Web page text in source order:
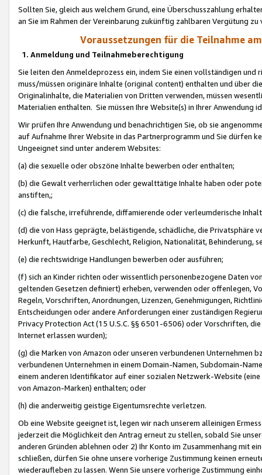
Sollten Sie, gleich aus welchem Grund, eine Überschusszahlung
an Sie im Rahmen der Vereinbarung zukünftig zahlbaren Vergütung zu
Voraussetzungen für die Teilnahme
1. Anmeldung und Teilnahmeberechtigung
Sie leiten den Anmeldeprozess ein, indem Sie einen vollständigen
muss/müssen originäre Inhalte (original content) enthalten und über
Originalinhalte, die Materialien von Dritten verwenden, müssen
Materialien enthalten. Sie müssen Ihre Website(s) in Ihrer Anwendung
Wir prüfen Ihre Anwendung und benachrichtigen Sie, ob sie
auf Aufnahme Ihrer Website in das Partnerprogramm und Sie dürfen
Ungeeignet sind unter anderem Websites:
(a) die sexuelle oder obszöne Inhalte bewerben oder enthalten;
(b) die Gewalt verherrlichen oder gewalttätige Inhalte haben oder
anstiften,;
(c) die falsche, irreführende, diffamierende oder verleumderische
(d) die von Hass geprägte, belästigende, schädliche, die Privatsphäre
Herkunft, Hautfarbe, Geschlecht, Religion, Nationalität, Behinderung,
(e) die rechtswidrige Handlungen bewerben oder ausführen;
(f) sich an Kinder richten oder wissentlich personenbezogene Daten
geltenden Gesetzen definiert) erheben, verwenden oder offenlegen,
Regeln, Vorschriften, Anordnungen, Lizenzen, Genehmigungen,
Entscheidungen oder andere Anforderungen einer zuständigen
Privacy Protection Act (15 U.S.C. §§ 6501-6506) oder Vorschriften,
Internet erlassen wurden);
(g) die Marken von Amazon oder unseren verbundenen Unternehmen
verbundenen Unternehmen in einem Domain-Namen, Subdomain-
einem anderen Identifikator auf einer sozialen Netzwerk-Website
von Amazon-Marken) enthalten; oder
(h) die anderweitig geistige Eigentumsrechte verletzen.
Ob eine Website geeignet ist, legen wir nach unserem alleinigen
jederzeit die Möglichkeit den Antrag erneut zu stellen, sobald Sie
anderen Gründen ablehnen oder 2) Ihr Konto im Zusammenhang mit
schließen, dürfen Sie ohne unsere vorherige Zustimmung keinen
wiederaufleben zu lassen. Wenn Sie unsere vorherige Zustimmung